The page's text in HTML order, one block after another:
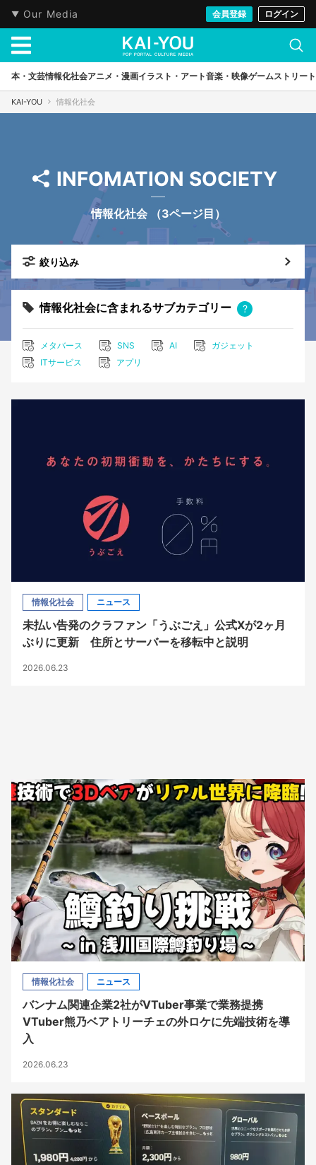
Our Media 会員登録 ログイン
本・文芸情報化社会アニメ・漫画イラスト・アート音楽・映像ゲームストリート
KAI-YOU 情報化社会
INFOMATION SOCIETY
情報化社会 （3ページ目）
絞り込み
情報化社会に含まれるサブカテゴリー ?
メタバース SNS AI
ガジェット
ITサービス
アプリ
情報化社会 ニュース
未払い告発のクラファン「うぶごえ」公式Xが2ヶ月
ぶりに更新 住所とサーバーを移転中と説明
2026.06.23
情報化社会 ニュース
バンナム関連企業2社がVTuber事業で業務提携
VTuber熊乃ベアトリーチェの外ロケに先端技術を導
入
2026.06.23